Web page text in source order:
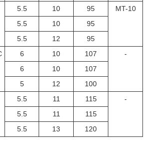
5.5 10 95
MT-10
5.5
10
95
5.5
12
95
6 10 107
-
6
10
107
5
12
100
5.5 11 115
-
5.5
11
115
5.5
13 120